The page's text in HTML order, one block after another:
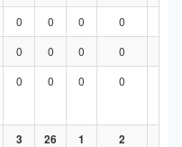
0 0 0 0
0 0 0 0
0 0 0 0
3 26 1 2